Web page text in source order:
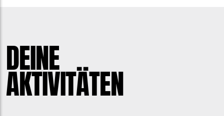
DEINE
AKTIVITÄTEN